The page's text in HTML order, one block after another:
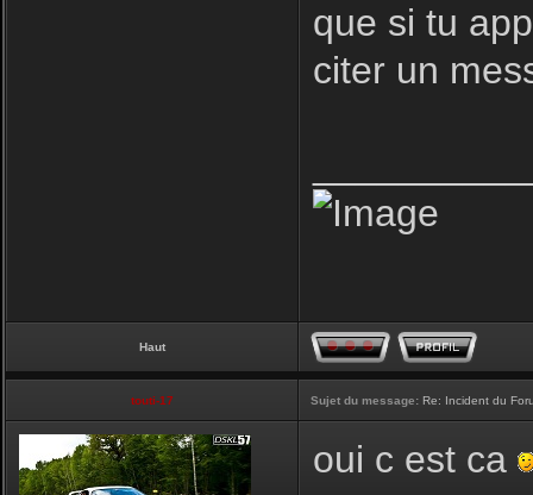
que si tu
citer un
Haut
touti-17 Sujet du message: Re: Incident du
oui c est ca